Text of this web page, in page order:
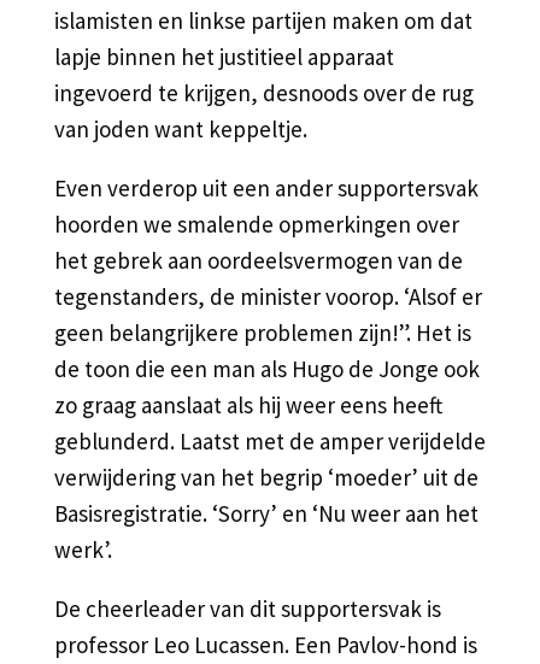
islamisten en linkse partijen maken om dat
lapje binnen het justitieel apparaat
ingevoerd te krijgen, desnoods over de rug
van joden want keppeltje.
Even verderop uit een ander supportersvak
hoorden we smalende opmerkingen over
het gebrek aan oordeelsvermogen van de
tegenstanders, de minister voorop. ‘Alsof er
geen belangrijkere problemen zijn!”. Het is
de toon die een man als Hugo de Jonge ook
zo graag aanslaat als hij weer eens heeft
geblunderd. Laatst met de amper verijdelde
verwijdering van het begrip ‘moeder’ uit de
Basisregistratie. ‘Sorry’ en ‘Nu weer aan het
werk’.
De cheerleader van dit supportersvak is
professor Leo Lucassen. Een Pavlov-hond is